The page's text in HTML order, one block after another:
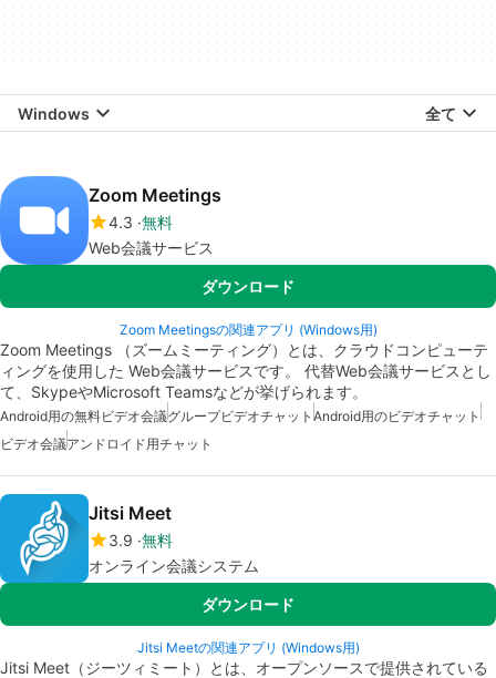
Windows 全て
Zoom Meetings
4.3 無料
Web会議サービス
ダウンロード
Zoom Meetingsの関連アプリ (Windows用)
Zoom Meetings （ズームミーティング）とは、クラウドコンピューテ
ィングを使用した Web会議サービスです。 代替Web会議サービスとし
て、SkypeやMicrosoft Teamsなどが挙げられます。
Android用の無料ビデオ会議グループビデオチャット Android用のビデオチャット
ビデオ会議アンドロイド用チャット
Jitsi Meet
3.9 無料
オンライン会議システム
ダウンロード
Jitsi Meetの関連アプリ (Windows用)
Jitsi Meet（ジーツィミート）とは、オープンソースで提供されている